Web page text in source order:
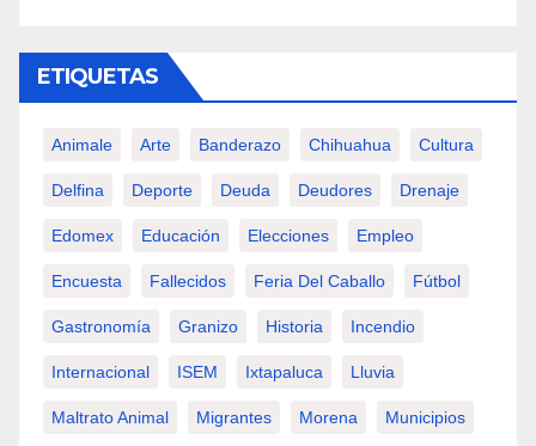
ETIQUETAS
Animale Arte Banderazo Chihuahua Cultura
Delfina Deporte Deuda Deudores Drenaje
Edomex Educación Elecciones Empleo
Encuesta Fallecidos Feria Del Caballo Fútbol
Gastronomía Granizo Historia Incendio
Internacional ISEM Ixtapaluca Lluvia
Maltrato Animal Migrantes Morena Municipios